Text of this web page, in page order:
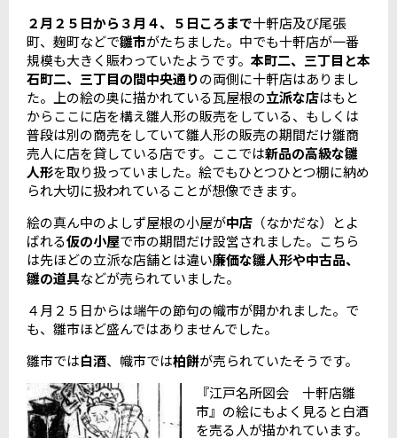
２月２５日から３月４、５日ころまで十軒店及び尾張
町、麹町などで雛市がたちました。中でも十軒店が一番
規模も大きく賑わっていたようです。 本町二、三丁目と本
石町二、三丁目の間中央通りの両側に十軒店はありまし
た。上の絵の奥に描かれている瓦屋根の立派な店はもと
からここに店を構え雛人形の販売をしている、もしくは
普段は別の商売をしていて雛人形の販売の期間だけ雛商
売人に店を貸している店です。ここでは新品の高級な雛
人形を取り扱っていました。絵でもひとつひとつ棚に納め
られ大切に扱われていることが想像できます。
絵の真ん中のよしず屋根の小屋が中店 （なかだな）とよ
ばれる仮の小屋で市の期間だけ設営されました。こちら
は先ほどの立派な店舗とは違い廉価な雛人形や中古品、
雛の道具などが売られていました。
４月２５日からは端午の節句の幟市が開かれました。で
も、雛市ほど盛んではありませんでした。
雛市では白酒、幟市では柏餅が売られていたそうです。
『江戸名所図会 十軒店雛
市』の絵にもよく見ると白酒
を売る人が描かれています。